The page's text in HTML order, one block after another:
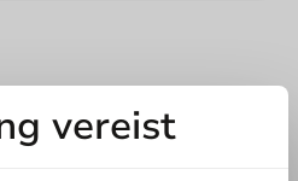
vereist